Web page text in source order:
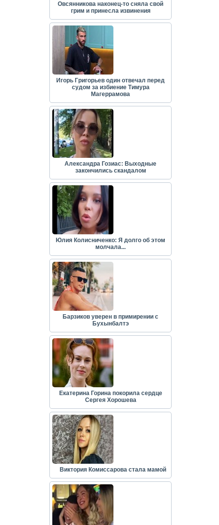
Овсянникова наконец-то сняла свой
грим и принесла извинения
Игорь Григорьев один отвечал перед
судом за избиение Тимура
Магеррамова
Александра Гозиас: Выходные
закончились скандалом
Юлия Колисниченко: Я долго об этом
молчала...
Барзиков уверен в примирении с
Бухынбалтэ
Екатерина Горина покорила сердце
Сергея Хорошева
Виктория Комиссарова стала мамой